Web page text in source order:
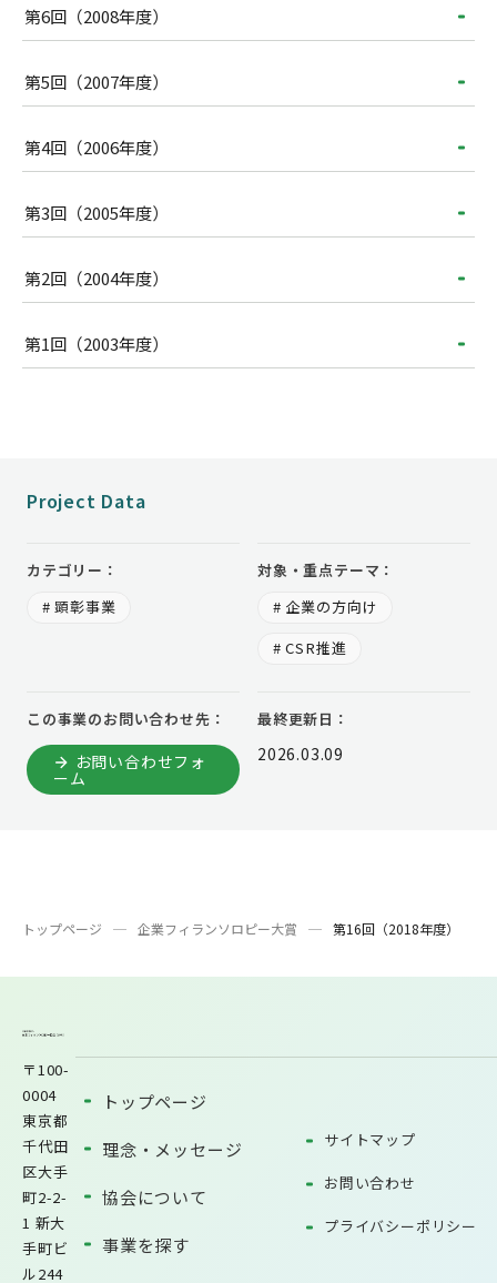
第6回（2008年度）
第5回（2007年度）
第4回（2006年度）
第3回（2005年度）
第2回（2004年度）
第1回（2003年度）
Project Data
カテゴリー：
# 顕彰事業
対象・重点テーマ：
# 企業の方向け
# CSR推進
この事業のお問い合わせ先：
お問い合わせフォ
ーム
最終更新日：
2026.03.09
トップページ 企業フィランソロピー大賞 第16回（2018年度）
〒100-
0004
東京都
千代田
区大手
町2-2-
1 新大
手町ビ
ル244
トップページ
理念・メッセージ
協会について
事業を探す
サイトマップ
お問い合わせ
プライバシーポリシー